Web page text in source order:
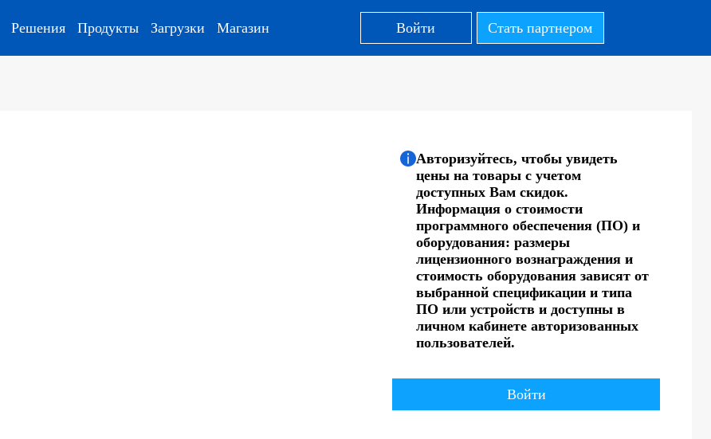
Решения Продукты Загрузки Магазин Войти Стать партнером
Авторизуйтесь, чтобы увидеть
цены на товары с учетом
доступных Вам скидок.
Информация о стоимости
программного обеспечения (ПО) и
оборудования: размеры
лицензионного вознаграждения и
стоимость оборудования зависят от
выбранной спецификации и типа
ПО или устройств и доступны в
личном кабинете авторизованных
пользователей.
Войти